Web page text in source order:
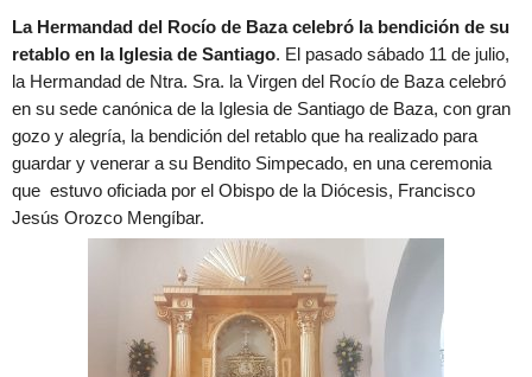
La Hermandad del Rocío de Baza celebró la bendición de su
retablo en la Iglesia de Santiago. El pasado sábado 11 de julio,
la Hermandad de Ntra. Sra. la Virgen del Rocío de Baza celebró
en su sede canónica de la Iglesia de Santiago de Baza, con gran
gozo y alegría, la bendición del retablo que ha realizado para
guardar y venerar a su Bendito Simpecado, en una ceremonia
que estuvo oficiada por el Obispo de la Diócesis, Francisco
Jesús Orozco Mengíbar.